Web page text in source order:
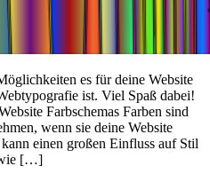
es für deine Website
ist. Viel Spaß dabei!
Farbschemas Farben sind
wenn sie deine Website
einen großen Einfluss auf Stil
wie […]